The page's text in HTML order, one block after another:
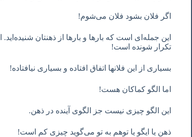
اگر فلان بشود فلان می‌شوم!
این جمله‌ای است که بارها و بارها از ذهنتان
تکرار شونده است!
بسیاری از این فلانها اتفاق افتاده و بسیاری نیافتاده!
اما الگو کماکان هست!
این الگو چیزی نیست جز الگوی آینده در ذهن.
ذهن یا ایگو یا توهم به تو می‌گوید چیزی کم است!